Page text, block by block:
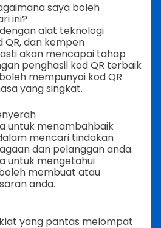
saya boleh
ini?
alat teknologi
dan kempen
akan mencapai tahap
penghasil kod QR terbaik
mempunyai kod QR
yang singkat.
untuk menambahbaik
mencari tindakan
dan pelanggan anda.
untuk mengetahui
membuat atau
anda.
yang pantas melompat